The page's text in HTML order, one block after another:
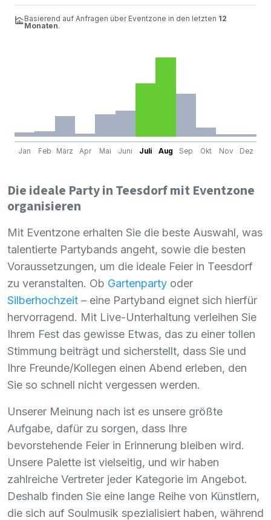
Basierend auf Anfragen über Eventzone in den letzten 12
Monaten.
Jan Feb März Apr Mai Juni Juli Aug Sep Okt Nov Dez
Die ideale Party in Teesdorf mit Eventzone
organisieren
Mit Eventzone erhalten Sie die beste Auswahl, was
talentierte Partybands angeht, sowie die besten
Voraussetzungen, um die ideale Feier in Teesdorf
zu veranstalten. Ob Gartenparty oder
Silberhochzeit – eine Partyband eignet sich hierfür
hervorragend. Mit Live-Unterhaltung verleihen Sie
Ihrem Fest das gewisse Etwas, das zu einer tollen
Stimmung beiträgt und sicherstellt, dass Sie und
Ihre Freunde/Kollegen einen Abend erleben, den
Sie so schnell nicht vergessen werden.
Unserer Meinung nach ist es unsere größte
Aufgabe, dafür zu sorgen, dass Ihre
bevorstehende Feier in Erinnerung bleiben wird.
Unsere Palette ist vielseitig, und wir haben
zahlreiche Vertreter jeder Kategorie im Angebot.
Deshalb finden Sie eine lange Reihe von Künstlern,
die sich auf Soulmusik spezialisiert haben, während